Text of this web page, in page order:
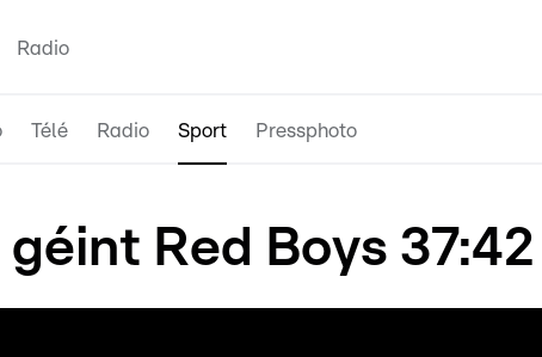
Radio
Télé Radio Sport Pressphoto
Red Boys 37:42